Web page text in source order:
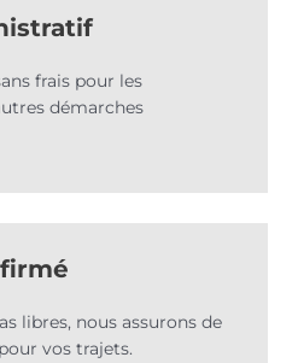
frais pour les
démarches
libres, nous assurons de
vos trajets.